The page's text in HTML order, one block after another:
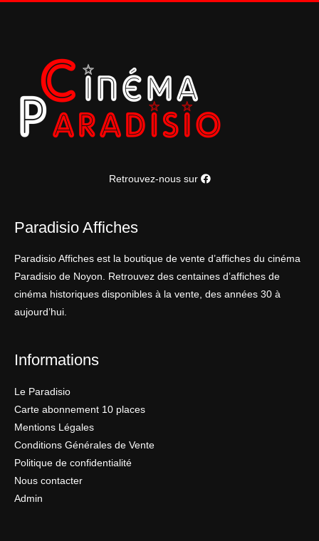
Retrouvez-nous sur
Paradisio Affiches
Paradisio Affiches est la boutique de vente d’affiches du cinéma
Paradisio de Noyon. Retrouvez des centaines d’affiches de
cinéma historiques disponibles à la vente, des années 30 à
aujourd’hui.
Informations
Le Paradisio
Carte abonnement 10 places
Mentions Légales
Conditions Générales de Vente
Politique de confidentialité
Nous contacter
Admin